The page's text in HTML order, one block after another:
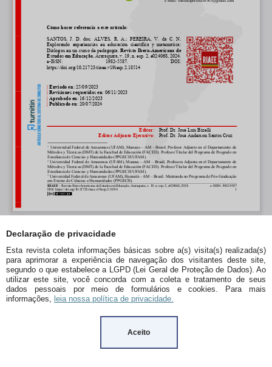
Declaração de privacidade
Esta revista coleta informações básicas sobre a(s) visita(s) realizada(s)
para aprimorar a experiência de navegação dos visitantes deste site,
segundo o que estabelece a LGPD (Lei Geral de Proteção de Dados). Ao
utilizar este site, você concorda com a coleta e tratamento de seus
dados pessoais por meio de formulários e cookies. Para mais
informações, leia nossa política de privacidade.
Aceito